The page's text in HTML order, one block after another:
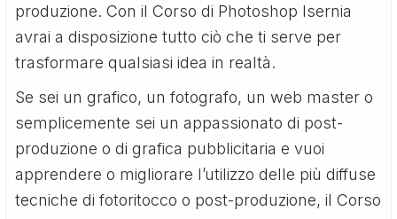
produzione. Con il Corso di Photoshop Isernia
avrai a disposizione tutto ciò che ti serve per
trasformare qualsiasi idea in realtà.
Se sei un grafico, un fotografo, un web master o
semplicemente sei un appassionato di post-
produzione o di grafica pubblicitaria e vuoi
apprendere o migliorare l’utilizzo delle più diffuse
tecniche di fotoritocco o post-produzione, il Corso